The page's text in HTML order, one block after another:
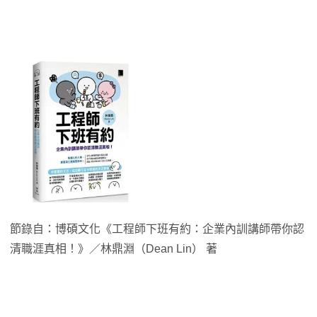
節錄自：博碩文化《工程師下班有約：企業內訓講師帶你認
清職涯真相！》／林鼎淵（Dean Lin） 著